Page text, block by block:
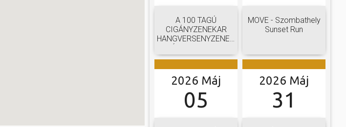
A 100 TAGÚ
CIGÁNYZENEKAR
HANGVERSENYZENEKARI
MOVE - Szombathely
Sunset Run
2026 Máj
05
2026 Máj
31